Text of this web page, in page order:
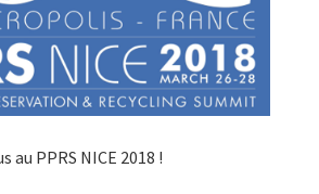
au PPRS NICE 2018 !